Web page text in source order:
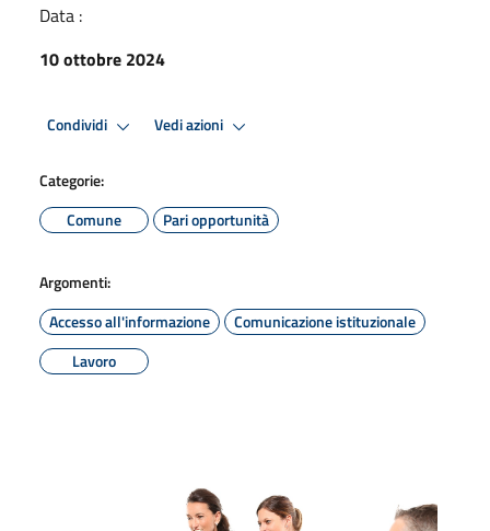
Data :
10 ottobre 2024
Condividi Vedi azioni
Categorie:
Comune
Pari opportunità
Argomenti:
Accesso all'informazione
Comunicazione istituzionale
Lavoro